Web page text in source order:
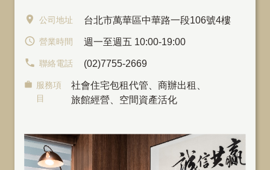
公司地址 台北市萬華區中華路一段106號4樓
營業時間 週一至週五 10:00-19:00
聯絡電話 (02)7755-2669
服務項
目
社會住宅包租代管 、商辦出租
旅館經營、空間資產活化